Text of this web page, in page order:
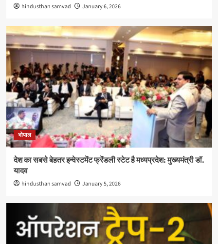
hindusthan samvad January 6, 2026
भोपाल
देश का सबसे बेहतर इन्वेस्टमेंट फ्रेंडली स्टेट है मध्यप्रदेश: मुख्यमंत्री डॉ.
यादव
hindusthan samvad January 5, 2026